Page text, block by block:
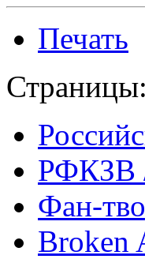
Печать
РФКЗВ
Фан-
Broken